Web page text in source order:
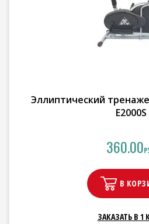
Эллиптический
E2000S
360.00
В
ЗАКАЗАТЬ В 1